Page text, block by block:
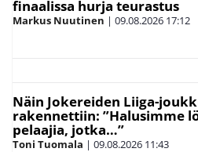
finaalissa hurja teurastus
Markus Nuutinen | 09.08.2026 17:12
Näin Jokereiden Liiga-
rakennettiin: ”Halusimme
pelaajia, jotka…”
Toni Tuomala | 09.08.2026 11:43